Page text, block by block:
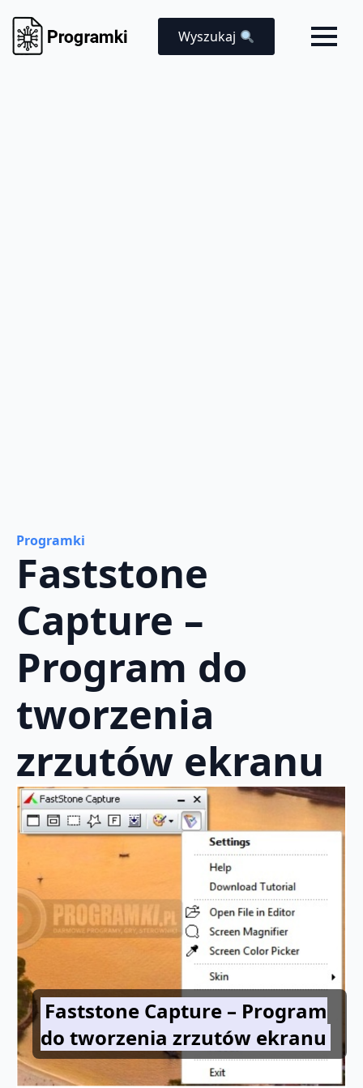
Wyszukaj
Programki
Faststone
Capture –
Program do
tworzenia
zrzutów ekranu
Faststone Capture – Program
do tworzenia zrzutów ekranu